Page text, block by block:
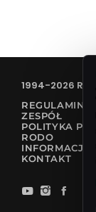
1994-2026
REGULAMIN
ZESPÓŁ
POLITYKA
RODO
INFORMACJA
KONTAKT